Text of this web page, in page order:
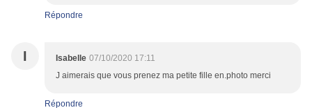
Répondre
I Isabelle 07/10/2020 17:11
J aimerais que vous prenez ma petite fille en.photo merci
Répondre